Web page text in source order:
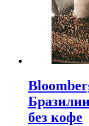
без кофе